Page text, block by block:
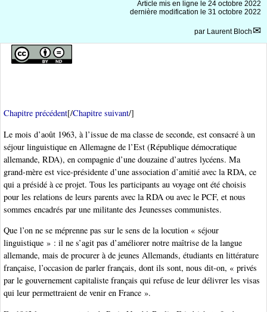
Article mis en ligne le 24 octobre 2022
dernière modification le 31 octobre 2022
par Laurent Bloch
Chapitre précédent[/Chapitre suivant/]
Le mois d’août 1963, à l’issue de ma classe de seconde, est consacré à un
séjour linguistique en Allemagne de l’Est (République démocratique
allemande, RDA), en compagnie d’une douzaine d’autres lycéens. Ma
grand-mère est vice-présidente d’une association d’amitié avec la RDA, ce
qui a présidé à ce projet. Tous les participants au voyage ont été choisis
pour les relations de leurs parents avec la RDA ou avec le PCF, et nous
sommes encadrés par une militante des Jeunesses communistes.
Que l’on ne se méprenne pas sur le sens de la locution « séjour
linguistique » : il ne s’agit pas d’améliorer notre maîtrise de la langue
allemande, mais de procurer à de jeunes Allemands, étudiants en littérature
française, l’occasion de parler français, dont ils sont, nous dit-on, « privés
par le gouvernement capitaliste français qui refuse de leur délivrer les visas
qui leur permettraient de venir en France ».